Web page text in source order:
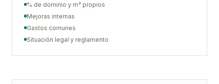
% de dominio y m² propios
Mejoras internas
Gastos comunes
Situación legal y reglamento